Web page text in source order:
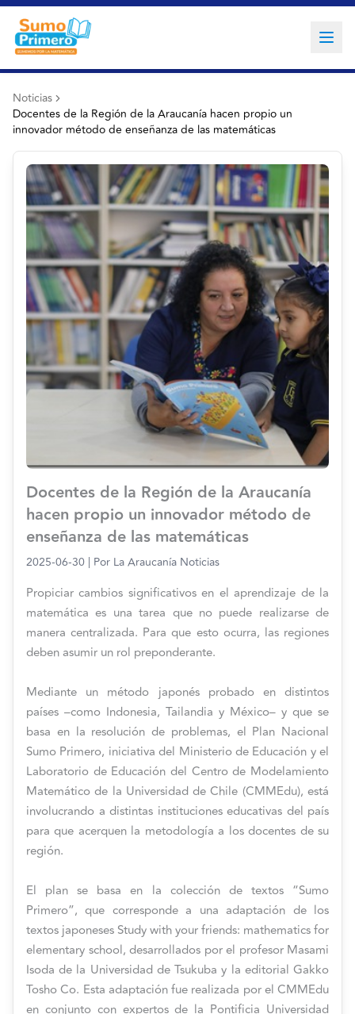
Noticias
Docentes de la Región de la Araucanía hacen propio un
innovador método de enseñanza de las matemáticas
Docentes de la Región de la Araucanía
hacen propio un innovador método de
enseñanza de las matemáticas
2025-06-30 | Por La Araucanía Noticias
Propiciar cambios significativos en el aprendizaje de la
matemática es una tarea que no puede realizarse de
manera centralizada. Para que esto ocurra, las regiones
deben asumir un rol preponderante.
Mediante un método japonés probado en distintos
países –como Indonesia, Tailandia y México– y que se
basa en la resolución de problemas, el Plan Nacional
Sumo Primero, iniciativa del Ministerio de Educación y el
Laboratorio de Educación del Centro de Modelamiento
Matemático de la Universidad de Chile (CMMEdu), está
involucrando a distintas instituciones educativas del país
para que acerquen la metodología a los docentes de su
región.
El plan se basa en la colección de textos “Sumo
Primero”, que corresponde a una adaptación de los
textos japoneses Study with your friends: mathematics for
elementary school, desarrollados por el profesor Masami
Isoda de la Universidad de Tsukuba y la editorial Gakko
Tosho Co. Esta adaptación fue realizada por el CMMEdu
en conjunto con expertos de la Pontificia Universidad